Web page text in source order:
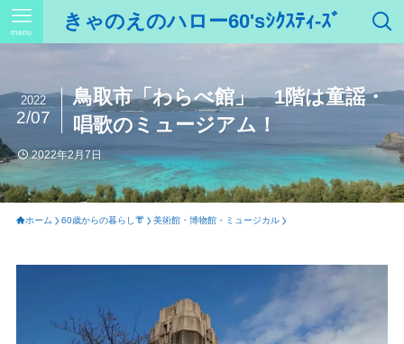
きゃのえのハロー60'sｼｸｽﾃｨ-ｽﾞ
menu
鳥取市「わらべ館」 1階は童謡・
唱歌のミュージアム！
2022
2/07
2022年2月7日
ホーム 60歳からの暮らし👘 美術館・博物館・ミュージカル